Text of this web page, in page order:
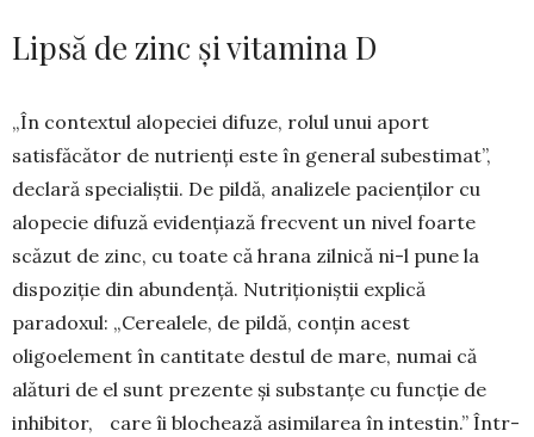
Lipsă de zinc și vitamina D
„În contextul alopeciei difuze, rolul unui aport
satisfăcător de nutrienți este în general sub­esti­mat”,
declară specialiștii. De pildă, analizele pa­cienților cu
alopecie difuză evidențiază frec­vent un nivel foarte
scăzut de zinc, cu toate că hrana zilnică ni-l pune la
dispoziție din abun­dență. Nutriționiștii explică
paradoxul: „Cerea­lele, de pildă, conțin acest
oligoelement în canti­tate destul de mare, numai că
alături de el sunt prezente și substanțe cu funcție de
inhi­bitor, care îi blochează asimilarea în intes­tin.” Într-